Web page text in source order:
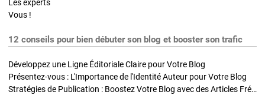
Les experts
Vous !
12 conseils pour bien débuter son blog et booster son trafic
Développez une Ligne Éditoriale Claire pour Votre Blog
Présentez-vous : L'Importance de l'Identité Auteur pour Votre Blog
Stratégies de Publication : Boostez Votre Blog avec des Articles Fréquents et Exclusifs